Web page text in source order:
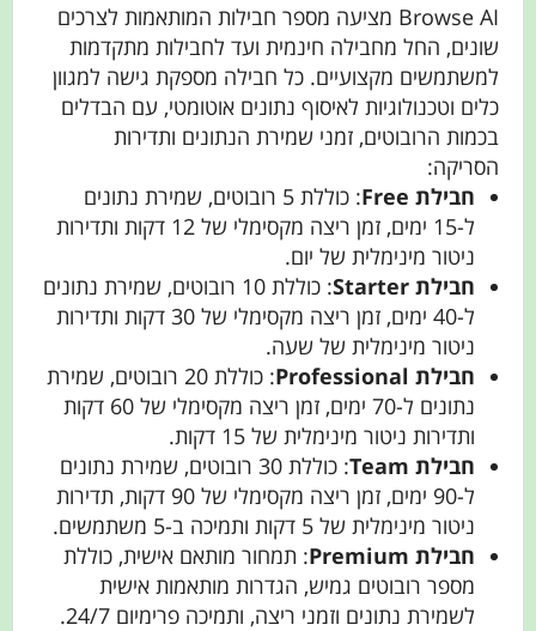
Browse AI מציעה מספר חבילות המותאמות לצרכים
שונים, החל מחבילה חינמית ועד לחבילות מתקדמות
למשתמשים מקצועיים. כל חבילה מספקת גישה למגוון
כלים וטכנולוגיות לאיסוף נתונים אוטומטי, עם הבדלים
בכמות הרובוטים, זמני שמירת הנתונים ותדירות
הסריקה:
חבילת Free
: כוללת 5 רובוטים, שמירת נתונים
ל-15 ימים, זמן ריצה מקסימלי של 12 דקות ותדירות
ניטור מינימלית של יום.
חבילת Starter
: כוללת 10 רובוטים, שמירת נתונים
ל-40 ימים, זמן ריצה מקסימלי של 30 דקות ותדירות
ניטור מינימלית של שעה.
חבילת Professional
: כוללת 20 רובוטים, שמירת
נתונים ל-70 ימים, זמן ריצה מקסימלי של 60 דקות
ותדירות ניטור מינימלית של 15 דקות.
חבילת Team
: כוללת 30 רובוטים, שמירת נתונים
ל-90 ימים, זמן ריצה מקסימלי של 90 דקות, תדירות
ניטור מינימלית של 5 דקות ותמיכה ב-5 משתמשים.
חבילת Premium
: תמחור מותאם אישית, כוללת
מספר רובוטים גמיש, הגדרות מותאמות אישית
לשמירת נתונים וזמני ריצה, ותמיכה פרימיום 24/7.